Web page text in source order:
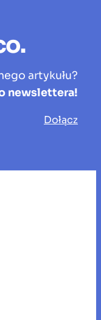
artykułu?
newslettera!
Dołącz